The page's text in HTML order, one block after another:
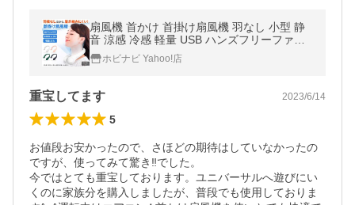
扇風機 首かけ 首掛け扇風機 羽なし 小型 静
音 涼感 冷感 軽量 USB ハンズフリーファン
ハンディファン ネックファン 扇風機 羽なし
首掛け 携帯 360度送風
ホビナビ Yahoo!店
重宝してます 2023/6/14
5
お値段お安かったので、さほどの期待はしていなかったの
ですが、使ってみて驚き‼️でした。
今ではとても重宝しております。ユニバーサルへ遊びにい
くのに家族分を購入しましたが、普段でも使用しておりま